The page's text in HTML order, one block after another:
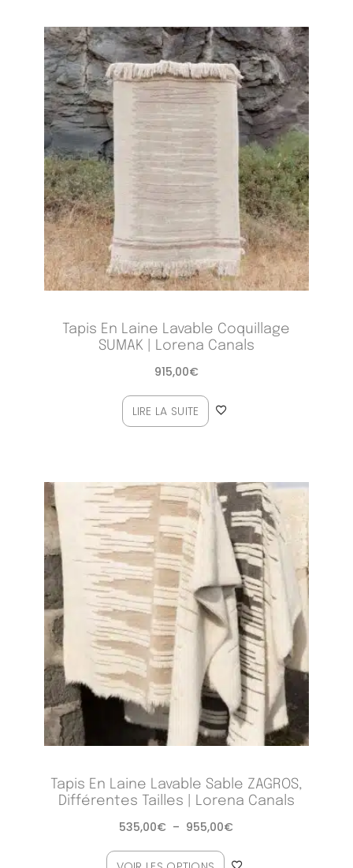
Tapis En Laine Lavable Coquillage
SUMAK | Lorena Canals
915,00€
LIRE LA SUITE
Tapis En Laine Lavable Sable ZAGROS,
Différentes Tailles | Lorena Canals
535,00€ – 955,00€